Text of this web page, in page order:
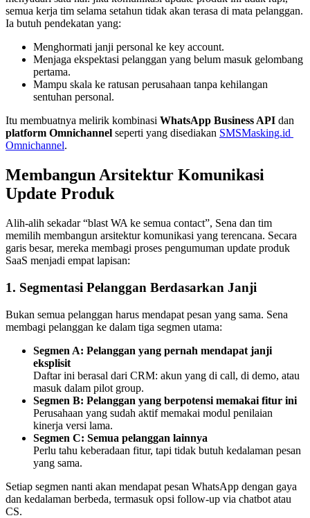
semua kerja tim selama setahun tidak akan terasa di mata pelanggan.
Ia butuh pendekatan yang:
Menghormati janji personal ke key account.
Menjaga ekspektasi pelanggan yang belum masuk gelombang
pertama.
Mampu skala ke ratusan perusahaan tanpa kehilangan
sentuhan personal.
Itu membuatnya melirik kombinasi WhatsApp Business API
platform Omnichannel seperti yang disediakan SMSMasking.id
Omnichannel.
Membangun Arsitektur Komunikasi
Update Produk
Alih-alih sekadar “blast WA ke semua contact”, Sena dan tim
memilih membangun arsitektur komunikasi yang terencana. Secara
garis besar, mereka membagi proses pengumuman update produk
SaaS menjadi empat lapisan:
1. Segmentasi Pelanggan Berdasarkan Janji
Bukan semua pelanggan harus mendapat pesan yang sama. Sena
membagi pelanggan ke dalam tiga segmen utama:
Segmen A: Pelanggan yang pernah mendapat janji
eksplisit
Daftar ini berasal dari CRM: akun yang di call, di demo, atau
masuk dalam pilot group.
Segmen B: Pelanggan yang berpotensi memakai fitur ini
Perusahaan yang sudah aktif memakai modul penilaian
kinerja versi lama.
Segmen C: Semua pelanggan lainnya
Perlu tahu keberadaan fitur, tapi tidak butuh kedalaman pesan
yang sama.
Setiap segmen nanti akan mendapat pesan WhatsApp dengan gaya
dan kedalaman berbeda, termasuk opsi follow-up via chatbot atau
CS.